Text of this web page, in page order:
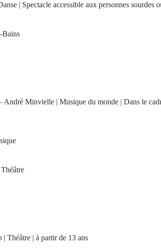
| Spectacle accessible aux personnes sourdes
Bains
André Minvielle | Musique du monde | Dans le
Théâtre | à partir de 13 ans